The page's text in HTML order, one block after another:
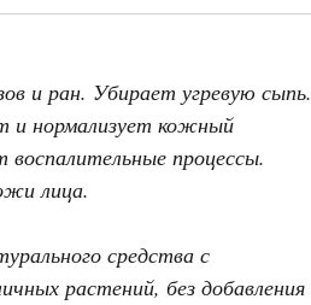
и ран. Убирает угревую сыпь.
и нормализует кожный
процессы.
лица.
средства с
растений, без добавления